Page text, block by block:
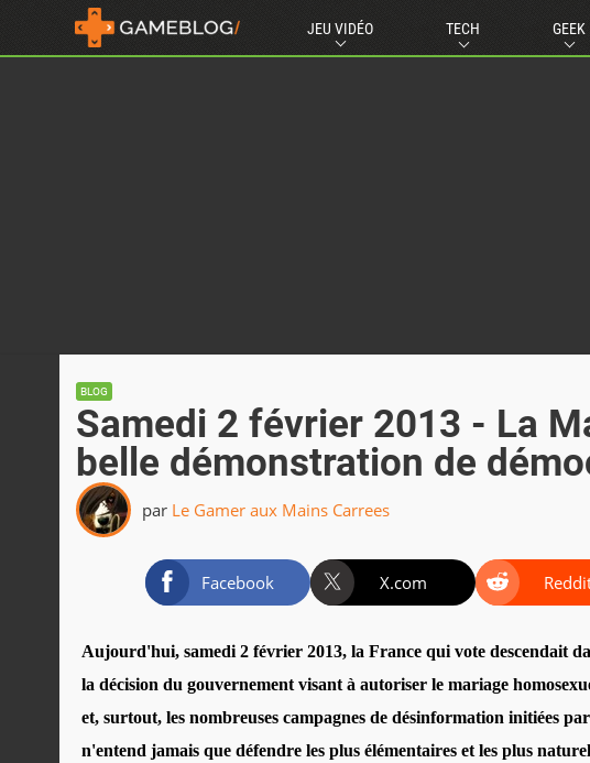
JEU VIDÉO TECH GEEK
BLOG
Samedi 2 février 2013 - La
belle démonstration de
par Le Gamer aux Mains Carrees
Facebook X.com
Aujourd'hui, samedi 2 février 2013, la France qui vote descendait
la décision du gouvernement visant à autoriser le mariage
et, surtout, les nombreuses campagnes de désinformation initiées
n'entend jamais que défendre les plus élémentaires et les plus